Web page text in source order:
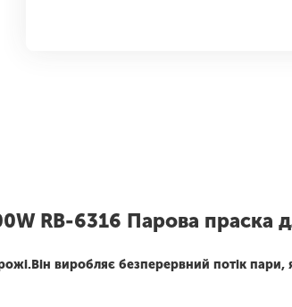
RB-6316 Парова праска
виробляє безперервний потік пари,